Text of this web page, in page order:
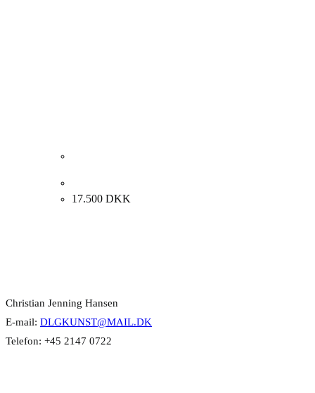
17.500 DKK
Christian Jenning Hansen
E-mail: DLGKUNST@MAIL.DK
Telefon: +45 2147 0722